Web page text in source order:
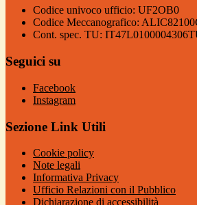
Codice univoco ufficio: UF2OB0
Codice Meccanografico:
Cont. spec. TU:
Seguici su
Facebook
Instagram
Sezione Link Utili
Cookie policy
Note legali
Informativa Privacy
Ufficio Relazioni con il Pubblico
Dichiarazione di accessibilità